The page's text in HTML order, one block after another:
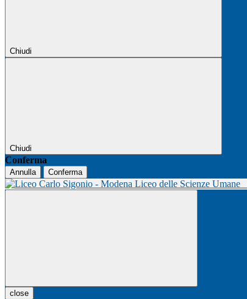
Chiudi
Chiudi
Conferma
Annulla Conferma
Liceo delle Scienze Umane
close